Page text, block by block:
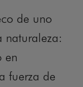
de uno
naturaleza:
en
fuerza de